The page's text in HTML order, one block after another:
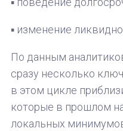
▪️ изменение
По данным
сразу несколько
в этом цикле
которые в прошлом
локальных